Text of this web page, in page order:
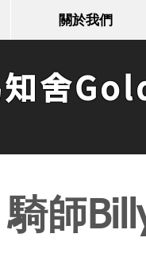
關於我們
舍
騎師